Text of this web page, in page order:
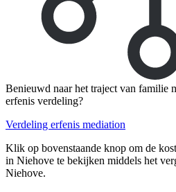
Benieuwd naar het traject van familie
erfenis verdeling?
Verdeling erfenis mediation
Klik op bovenstaande knop om de
in Niehove te bekijken middels het
Niehove.